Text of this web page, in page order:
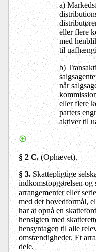
a)
eller flere
med
til
b)
når
eller flere
parters
aktiver til
§ 2 C.(Ophævet).
§ 3.Skattepligtige
indkomstopgørelsen og
arrangementer eller
med det hovedformål,
har at opnå en
hensigten med
hensyntagen til alle
omstændigheder. Et
dele.